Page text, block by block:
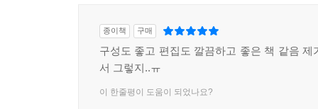
종이책 구매
구성도 좋고 편집도 깔끔하고 좋은 책 같음 제
서 그렇지..ㅠ
이 한줄평이 도움이 되었나요?